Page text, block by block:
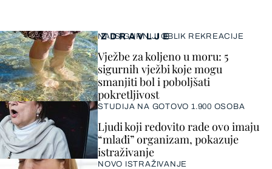
ZDRAVLJE
NAJSIGURNIJI OBLIK REKREACIJE
Vježbe za koljeno u moru: 5
sigurnih vježbi koje mogu
smanjiti bol i poboljšati
pokretljivost
STUDIJA NA GOTOVO 1.900 OSOBA
Ljudi koji redovito rade ovo imaju
“mlađi” organizam, pokazuje
istraživanje
NOVO ISTRAŽIVANJE